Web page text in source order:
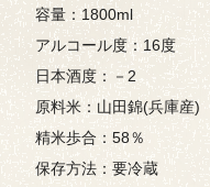
容量：1800ml
アルコール度：16度
日本酒度：－2
原料米：山田錦(兵庫産)
精米歩合：58％
保存方法：要冷蔵